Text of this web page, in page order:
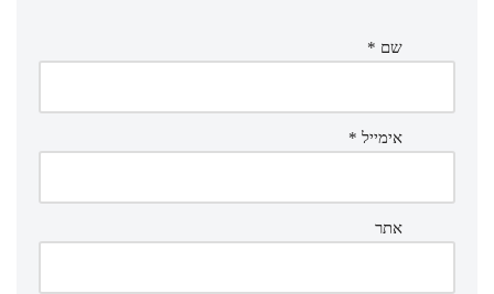
שם *
אימייל *
אתר